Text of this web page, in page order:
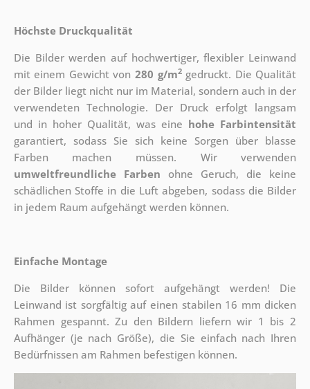
Höchste Druckqualität
Die Bilder werden auf hochwertiger, flexibler Leinwand
mit einem Gewicht von 280 g/m2gedruckt. Die Qualität
der Bilder liegt nicht nur im Material, sondern auch in der
verwendeten Technologie. Der Druck erfolgt langsam
und in hoher Qualität, was eine hohe Farbintensität
garantiert, sodass Sie sich keine Sorgen über blasse
Farben machen müssen. Wir verwenden
umweltfreundliche Farben ohne Geruch, die keine
schädlichen Stoffe in die Luft abgeben, sodass die Bilder
in jedem Raum aufgehängt werden können.
Einfache Montage
Die Bilder können sofort aufgehängt werden! Die
Leinwand ist sorgfältig auf einen stabilen 16 mm dicken
Rahmen gespannt. Zu den Bildern liefern wir 1 bis 2
Aufhänger (je nach Größe), die Sie einfach nach Ihren
Bedürfnissen am Rahmen befestigen können.